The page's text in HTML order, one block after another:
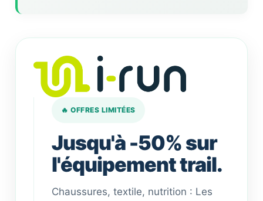
🔥 OFFRES LIMITÉES
Jusqu'à -50% sur
l'équipement trail.
Chaussures, textile, nutrition : Les